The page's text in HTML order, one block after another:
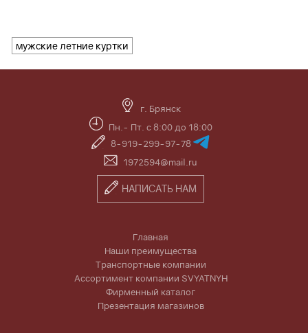
мужские летние куртки
г. Брянск
Пн.- Пт. с 8:00 до 18:00
8-919-299-97-78
1972594@mail.ru
НАПИСАТЬ НАМ
Главная
Наши преимущества
Транспортные компании
Ассортимент компании SVYATNYH
Фирменный каталог
Презентация магазинов